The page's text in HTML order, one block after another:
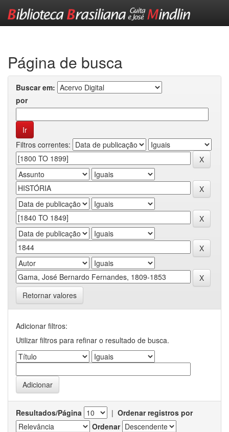
Página de busca
Buscar em:
por
Filtros correntes:
Retornar valores
Adicionar filtros:
Utilizar filtros para refinar o resultado de busca.
Resultados/Página | Ordenar registros por
Ordenar